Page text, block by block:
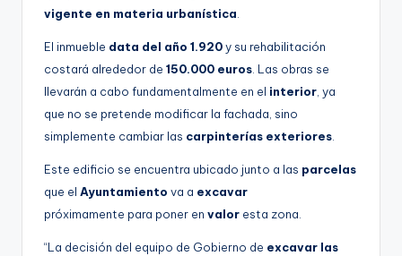
vigente en materia urbanística.
El inmueble data del año 1.920y su rehabilitación
costará alrededor de 150.000 euros. Las obras se
llevarán a cabo fundamentalmente en el interior, ya
que no se pretende modificar la fachada, sino
simplemente cambiar las carpinterías exteriores.
Este edificio se encuentra ubicado junto a las parcelas
que el Ayuntamiento va a excavar
próximamente para poner en valor esta zona.
“La decisión del equipo de Gobierno de excavar las